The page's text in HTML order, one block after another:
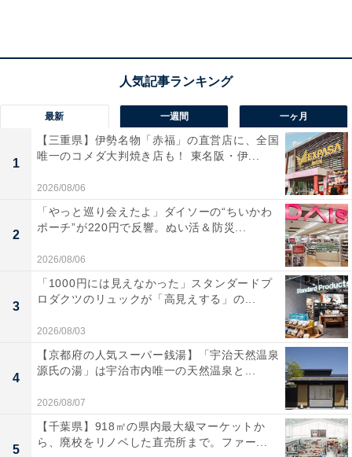
【関連リンク】
サッカー天皇杯2016第4回戦以降の対戦カード決定 スケ
ジュールは
FIFAワールドカップ（W杯）最終予選の日程と日本代表
の組み合わせは
ハリルホジッチ流「仕事術」とは 独占インタビュー
最新 一週間 一ヶ月
1
【三重県】伊勢名物「赤福」の直営店に、全国
唯一のコメダ大判焼き店も！ 東名阪・伊...
2026/08/06
2
「やっと巡り会えたよ」ダイソーの“ちいかわ
ポーチ”が220円で反響。ぬい活＆防災...
2026/08/06
3
「1000円には見えなかった」スタンダードプ
ロダクツのリュックが「高見えする」の...
2026/08/03
4
【京都府の人気スーパー銭湯】「宇治天然温泉
源氏の湯」は宇治市内唯一の天然温泉と...
2026/08/07
5
【千葉県】918㎡の県内最大級マーケットか
ら、廃校をリノベした直売所まで。ファー...